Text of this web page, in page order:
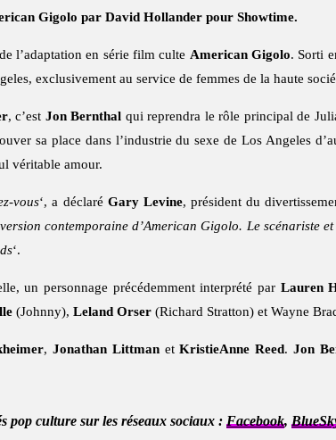
Gigolo par David Hollander pour Showtime.
l’adaptation en série film culte American Gigolo. Sorti
exclusivement au service de femmes de la haute
, c’est Jon Bernthal qui reprendra le rôle principal de
sa place dans l’industrie du sexe de Los Angeles
véritable amour.
vous‘, a déclaré Gary Levine, président du
contemporaine d’American Gigolo. Le
‘.
un personnage précédemment interprété par Lauren
(Johnny), Leland Orser (Richard Stratton) et Wayne
, Jonathan LittmanetKristieAnne Reed. Jon
pop culture sur les réseaux sociaux : Facebook,